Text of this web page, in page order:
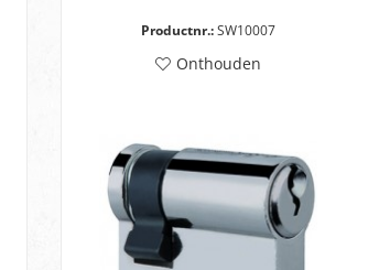
Productnr.:SW10007
Onthouden